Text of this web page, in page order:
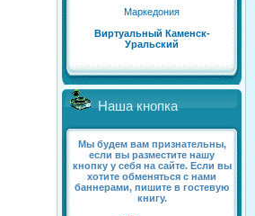
Маркедония
Виртуальный Каменск-
Уральский
Наша кнопка
Мы будем вам признательны,
если вы разместите нашу
кнопку у себя на сайте. Если вы
хотите обменяться с нами
баннерами, пишите в гостевую
книгу.